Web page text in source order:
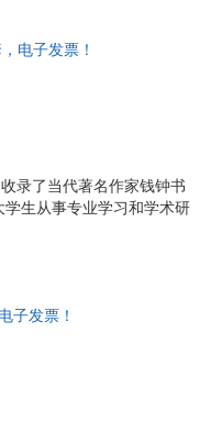
电子发票！
录了当代著名作家钱钟书
生从事专业学习和学术研
学习的重要读物。可供不
子发票！